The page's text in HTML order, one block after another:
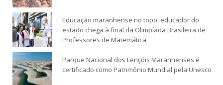
Educação maranhense no topo: educador do
estado chega à final da Olimpíada Brasileira de
Professores de Matemática
Parque Nacional dos Lençóis Maranhenses é
certificado como Patrimônio Mundial pela Unesco